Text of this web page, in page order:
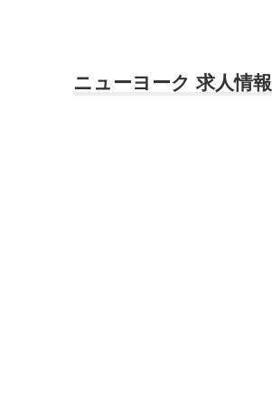
ニューヨーク 求人情報